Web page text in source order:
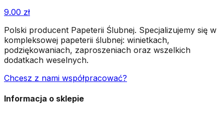
9.00 zł
Polski producent Papeterii Ślubnej. Specjalizujemy się w
kompleksowej papeterii ślubnej: winietkach,
podziękowaniach, zaproszeniach oraz wszelkich
dodatkach weselnych.
Chcesz z nami współpracować?
Informacja o sklepie